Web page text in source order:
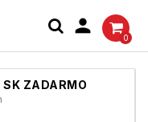

0
SK ZADARMO